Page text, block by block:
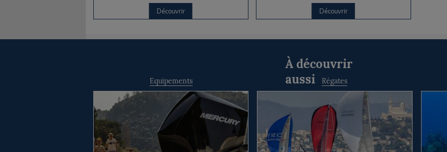
Découvrir Découvrir
À découvrir
aussi
Equipements Régates